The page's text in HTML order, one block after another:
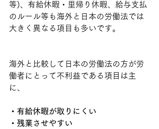
等)、有給休暇・里帰り休暇、給与支払
のルール等も海外と日本の労働法では
大きく異なる項目も多いです。
海外と比較して日本の労働法の方が労
働者にとって不利益である項目は主
に、
・有給休暇が取りにくい
・残業させやすい